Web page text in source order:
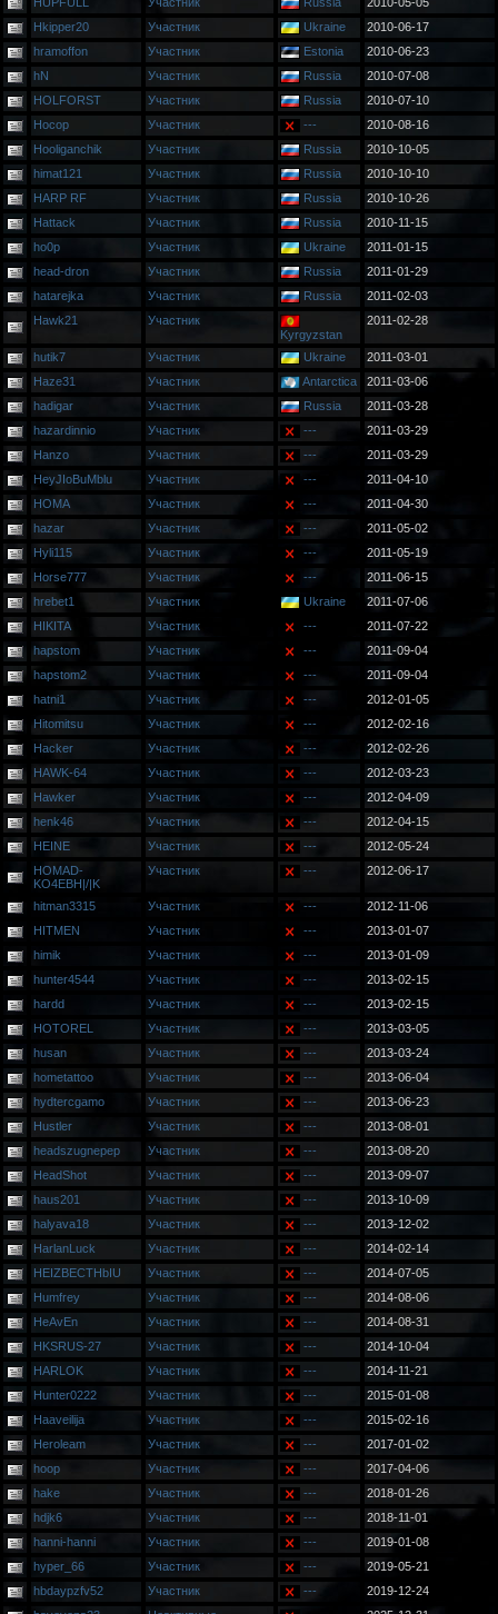
Hkipper20
Участник Ukraine
2010-06-17
hramoffon
Участник Estonia
2010-06-23
hN
Участник Russia
2010-07-08
HOLFORST
Участник Russia
2010-07-10
Hocop
Участник ---
2010-08-16
Hooliganchik
Участник Russia
2010-10-05
himat121
Участник Russia
2010-10-10
HARP RF
Участник Russia
2010-10-26
Hattack
Участник Russia
2010-11-15
ho0p
Участник Ukraine
2011-01-15
head-dron
Участник Russia
2011-01-29
hatarejka
Участник Russia
2011-02-03
Hawk21
Участник
Kyrgyzstan
2011-02-28
hutik7 Участник Ukraine
2011-03-01
Haze31
Участник Antarctica
2011-03-06
hadigar
Участник Russia
2011-03-28
hazardinnio
Участник ---
2011-03-29
Hanzo
Участник ---
2011-03-29
HeyJIoBuMblu
Участник ---
2011-04-10
HOMA
Участник ---
2011-04-30
hazar
Участник ---
2011-05-02
Hyli115
Участник ---
2011-05-19
Horse777
Участник ---
2011-06-15
hrebet1
Участник Ukraine
2011-07-06
HIKITA
Участник ---
2011-07-22
hapstom
Участник ---
2011-09-04
hapstom2
Участник ---
2011-09-04
hatni1
Участник ---
2012-01-05
Hitomitsu
Участник ---
2012-02-16
Hacker
Участник ---
2012-02-26
HAWK-64
Участник ---
2012-03-23
Hawker
Участник ---
2012-04-09
henk46
Участник ---
2012-04-15
HEINE
Участник ---
2012-05-24
HOMAD-
KO4EBH|/|K
Участник --- 2012-06-17
hitman3315 Участник ---
2012-11-06
HITMEN
Участник ---
2013-01-07
himik
Участник ---
2013-01-09
hunter4544
Участник ---
2013-02-15
hardd
Участник ---
2013-02-15
HOTOREL
Участник ---
2013-03-05
husan
Участник ---
2013-03-24
hometattoo
Участник ---
2013-06-04
hydtercgamo
Участник ---
2013-06-23
Hustler
Участник ---
2013-08-01
headszugnepep
Участник ---
2013-08-20
HeadShot
Участник ---
2013-09-07
haus201
Участник ---
2013-10-09
halyava18
Участник ---
2013-12-02
HarlanLuck
Участник ---
2014-02-14
HEIZBECTHbIU
Участник ---
2014-07-05
Humfrey
Участник ---
2014-08-06
HeAvEn
Участник ---
2014-08-31
HKSRUS-27
Участник ---
2014-10-04
HARLOK
Участник ---
2014-11-21
Hunter0222
Участник ---
2015-01-08
Haaveilija
Участник ---
2015-02-16
Heroleam
Участник ---
2017-01-02
hoop
Участник ---
2017-04-06
hake
Участник ---
2018-01-26
hdjk6
Участник ---
2018-11-01
hanni-hanni
Участник ---
2019-01-08
hyper_66
Участник ---
2019-05-21
hbdaypzfv52
Участник ---
2019-12-24